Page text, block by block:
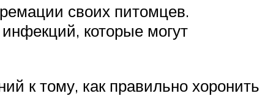
своих питомцев.
которые могут
к тому, как правильно хоронить